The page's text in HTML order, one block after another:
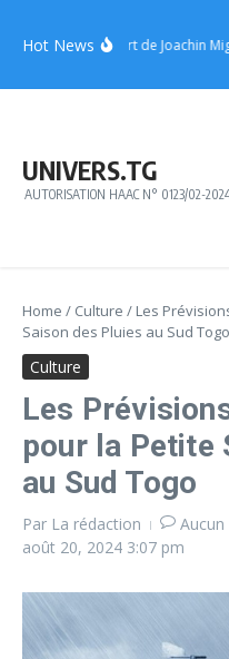
Hot NewsConcert de Joachin
UNIVERS.TG
AUTORISATION HAAC N° 0123/02-
Home / Culture / Les
Saison des Pluies au Sud Togo
Culture
Les
pour la Petite
au Sud Togo
Par La rédaction
août 20, 2024 3:07 pm